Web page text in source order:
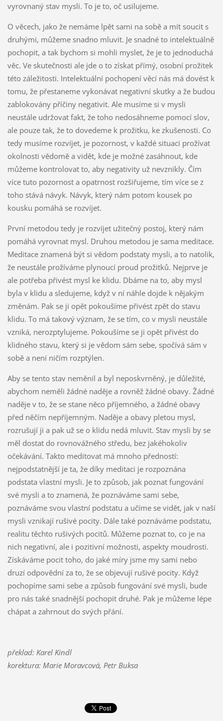
vyrovnaný stav mysli. To je to, oč usilujeme.
O věcech, jako že nemáme lpět sami na sobě a mít soucit s
druhými, můžeme snadno mluvit. Je snadné to intelektuálně
pochopit, a tak bychom si mohli myslet, že je to jednoduchá
věc. Ve skutečnosti ale jde o to získat přímý, osobní prožitek
této záležitosti. Intelektuální pochopení věcí nás má dovést k
tomu, že přestaneme vykonávat negativní skutky a že budou
zablokovány příčiny negativit. Ale musíme si v mysli
neustále udržovat fakt, že toho nedosáhneme pomocí slov,
ale pouze tak, že to dovedeme k prožitku, ke zkušenosti. Co
tedy musíme rozvíjet, je pozornost, v každé situaci prožívat
okolnosti vědomě a vidět, kde je možné zasáhnout, kde
můžeme kontrolovat to, aby negativity už nevznikly. Čím
více tuto pozornost a opatrnost rozšiřujeme, tím více se z
toho stává návyk. Návyk, který nám potom kousek po
kousku pomáhá se rozvíjet.
První metodou tedy je rozvíjet užitečný postoj, který nám
pomáhá vyrovnat mysl. Druhou metodou je sama meditace.
Meditace znamená být si vědom podstaty mysli, a to natolik,
že neustále prožíváme plynoucí proud prožitků. Nejprve je
ale potřeba přivést mysl ke klidu. Dbáme na to, aby mysl
byla v klidu a sledujeme, když v ní náhle dojde k nějakým
změnám. Pak se ji opět pokoušíme přivést zpět do stavu
klidu. To má takový význam, že se tím, co v mysli neustále
vzniká, nerozptylujeme. Pokoušíme se ji opět přivést do
klidného stavu, který si je vědom sám sebe, spočívá sám v
sobě a není ničím rozptýlen.
Aby se tento stav neměnil a byl neposkvrněný, je důležité,
abychom neměli žádné naděje a rovněž žádné obavy. Žádné
naděje v to, že se stane něco příjemného, a žádné obavy
před něčím nepříjemným. Naděje a obavy pletou mysl,
rozrušují ji a pak už se o klidu nedá mluvit. Stav mysli by se
měl dostat do rovnovážného středu, bez jakéhokoliv
očekávání. Takto meditovat má mnoho předností:
nejpodstatnější je ta, že díky meditaci je rozpoznána
podstata vlastní mysli. Je to způsob, jak poznat fungování
své mysli a to znamená, že poznáváme sami sebe,
poznáváme svou vlastní podstatu a učíme se vidět, jak v naší
mysli vznikají rušivé pocity. Dále také poznáváme podstatu,
realitu těchto rušivých pocitů. Můžeme poznat to, co je na
nich negativní, ale i pozitivní možnosti, aspekty moudrosti.
Získáváme pocit toho, do jaké míry jsme my sami nebo
druzí odpovědní za to, že se objevují rušivé pocity. Když
pochopíme sami sebe a způsob fungování své mysli, bude
pro nás také snadnější pochopit druhé. Pak je můžeme lépe
chápat a zahrnout do svých přání.
překlad: Karel Kindl
korektura: Marie Moravcová, Petr Buksa